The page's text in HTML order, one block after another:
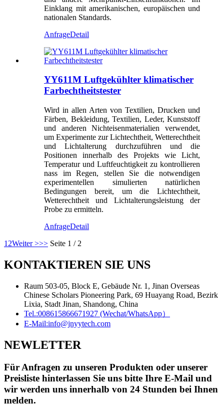
Einklang mit amerikanischen, europäischen und
nationalen Standards.
AnfrageDetail
YY611M Luftgekühlter klimatischer
Farbechtheitstester
Wird in allen Arten von Textilien, Drucken und
Färben, Bekleidung, Textilien, Leder, Kunststoff
und anderen Nichteisenmaterialien verwendet,
um Experimente zur Lichtechtheit, Wetterechtheit
und Lichtalterung durchzuführen und die
Positionen innerhalb des Projekts wie Licht,
Temperatur und Luftfeuchtigkeit zu kontrollieren
nass im Regen, stellen Sie die notwendigen
experimentellen simulierten natürlichen
Bedingungen bereit, um die Lichtechtheit,
Wetterechtheit und Lichtalterungsleistung der
Probe zu ermitteln.
AnfrageDetail
1 2Weiter >>> Seite 1 / 2
KONTAKTIEREN SIE UNS
Raum 503-05, Block E, Gebäude Nr. 1, Jinan Overseas
Chinese Scholars Pioneering Park, 69 Huayang Road, Bezirk
Lixia, Stadt Jinan, Shandong, China
Tel.:008615866671927 (Wechat/WhatsApp）
E-Mail:info@jnyytech.com
NEWLETTER
Für Anfragen zu unseren Produkten oder unserer
Preisliste hinterlassen Sie uns bitte Ihre E-Mail und
wir werden uns innerhalb von 24 Stunden bei Ihnen
melden.